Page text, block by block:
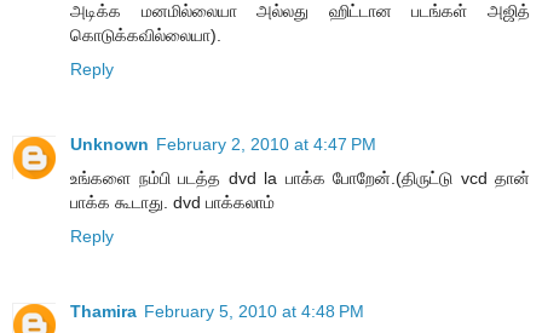
அடிக்க மனமில்லையா அல்லது ஹிட்டான படங்கள் அஜித்
கொடுக்கவில்லையா).
Reply
Unknown February 2, 2010 at 4:47 PM
உங்களை நம்பி படத்த dvd la பாக்க போறேன்.(திருட்டு vcd தான்
பாக்க கூடாது. dvd பாக்கலாம்
Reply
Thamira February 5, 2010 at 4:48 PM